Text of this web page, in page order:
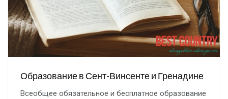
Образование в Сент-Винсенте и Гренадине
Всеобщее обязательное и бесплатное образование